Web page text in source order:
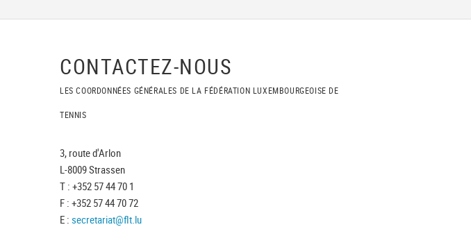
CONTACTEZ-NOUS
LES COORDONNÉES GÉNÉRALES DE LA FÉDÉRATION LUXEMBOURGEOISE DE
TENNIS
3, route d'Arlon
L-8009 Strassen
T : +352 57 44 70 1
F : +352 57 44 70 72
E : secretariat@flt.lu